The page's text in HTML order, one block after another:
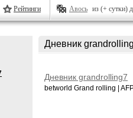
Рейтинги Авось из (+ сутки)
Дневник
Дневник grandrolling7
betworld Grand rolling |